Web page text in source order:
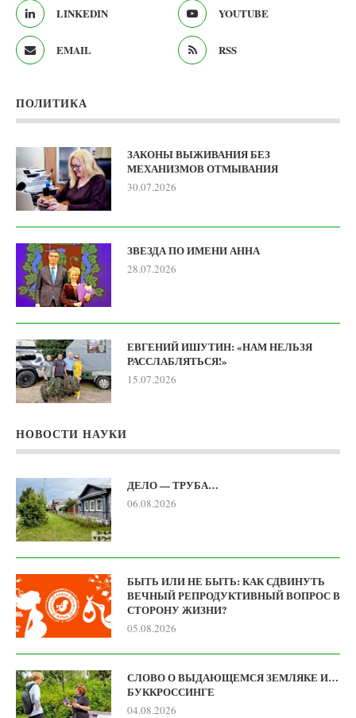
LINKEDIN YOUTUBE
EMAIL RSS
ПОЛИТИКА
ЗАКОНЫ ВЫЖИВАНИЯ БЕЗ
МЕХАНИЗМОВ ОТМЫВАНИЯ
30.07.2026
ЗВЕЗДА ПО ИМЕНИ АННА
28.07.2026
ЕВГЕНИЙ ИШУТИН: «НАМ НЕЛЬЗЯ
РАССЛАБЛЯТЬСЯ!»
15.07.2026
НОВОСТИ НАУКИ
ДЕЛО — ТРУБА…
06.08.2026
БЫТЬ ИЛИ НЕ БЫТЬ: КАК СДВИНУТЬ
ВЕЧНЫЙ РЕПРОДУКТИВНЫЙ ВОПРОС В
СТОРОНУ ЖИЗНИ?
05.08.2026
СЛОВО О ВЫДАЮЩЕМСЯ ЗЕМЛЯКЕ И…
БУККРОССИНГЕ
04.08.2026